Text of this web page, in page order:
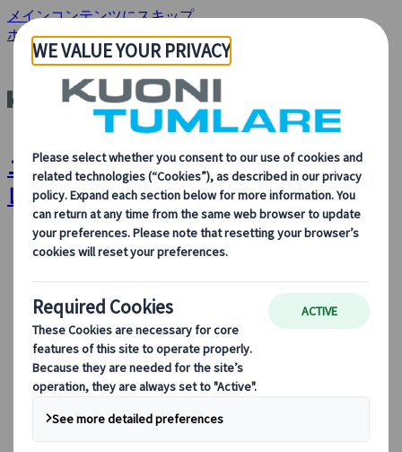
メインコンテンツにスキップ
ホーム デスティネーション ニュージーランド
ニュージーランド | クオニイツムラー
レ
会社情報
会社情報
当社について、当社の事業内容、旅行のサステイナビ
リティ、革新、最新のテクノロジーに対する当社の取
り組みについて詳しくご覧ください。
概要を見る
クオニイツムラーレとは
役員紹介
サステナビリティ